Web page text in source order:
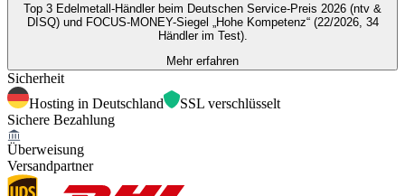
Top 3 Edelmetall-Händler beim Deutschen Service-Preis 2026 (ntv &
DISQ) und FOCUS-MONEY-Siegel „Hohe Kompetenz“ (22/2026, 34
Händler im Test).
Mehr erfahren
Sicherheit
Hosting in Deutschland
SSL verschlüsselt
Sichere Bezahlung
Überweisung
Versandpartner